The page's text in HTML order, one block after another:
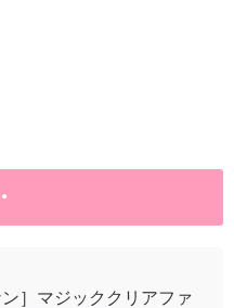
］マジッククリアファ